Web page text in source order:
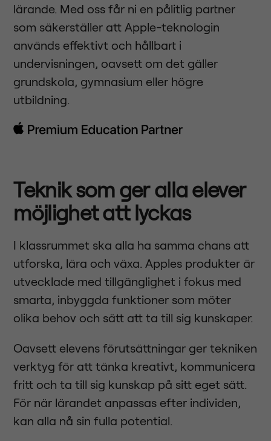
lärande. Med oss får ni en pålitlig partner
som säkerställer att Apple-teknologin
används effektivt och hållbart i
undervisningen, oavsett om det gäller
grundskola, gymnasium eller högre
utbildning.
Teknik som ger alla elever
möjlighet att lyckas
I klassrummet ska alla ha samma chans att
utforska, lära och växa. Apples produkter är
utvecklade med tillgänglighet i fokus med
smarta, inbyggda funktioner som möter
olika behov och sätt att ta till sig kunskaper.
Oavsett elevens förutsättningar ger tekniken
verktyg för att tänka kreativt, kommunicera
fritt och ta till sig kunskap på sitt eget sätt.
För när lärandet anpassas efter individen,
kan alla nå sin fulla potential.